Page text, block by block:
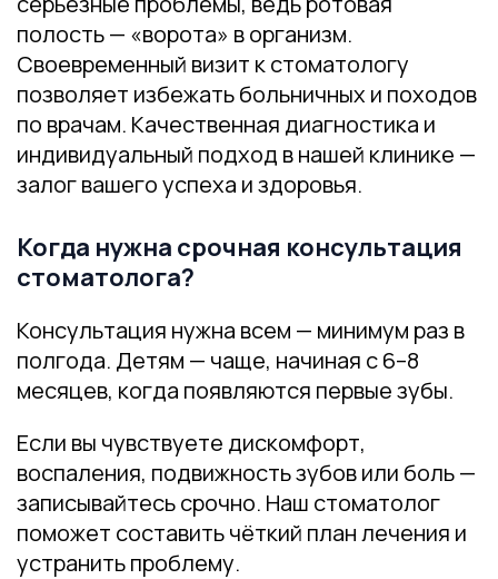
полость — «ворота» в организм.
Своевременный визит к стоматологу
позволяет избежать больничных и походов
по врачам. Качественная диагностика и
индивидуальный подход в нашей клинике —
залог вашего успеха и здоровья.
Когда нужна срочная консультация
стоматолога?
Консультация нужна всем — минимум раз в
полгода. Детям — чаще, начиная с 6–8
месяцев, когда появляются первые зубы.
Если вы чувствуете дискомфорт,
воспаления, подвижность зубов или боль —
записывайтесь срочно. Наш стоматолог
поможет составить чёткий план лечения и
устранить проблему.